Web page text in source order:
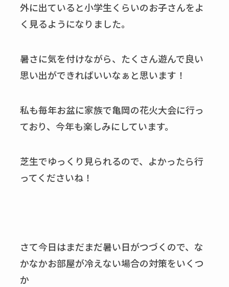
外に出ていると小学生くらいのお子さんをよ
く見るようになりました。
暑さに気を付けながら、たくさん遊んで良い
思い出ができればいいなぁと思います！
私も毎年お盆に家族で亀岡の花火大会に行っ
ており、今年も楽しみにしています。
芝生でゆっくり見られるので、よかったら行
ってくださいね！
さて今日はまだまだ暑い日がつづくので、な
かなかお部屋が冷えない場合の対策をいくつ
か